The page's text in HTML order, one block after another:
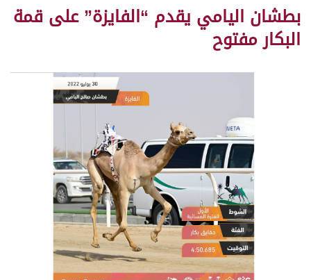
بطشان اليامي يقدم “الفايزة” على قمة
البكار مفتوح